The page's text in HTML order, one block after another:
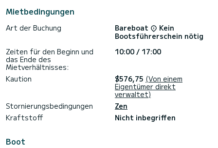
Mietbedingungen
Art der Buchung Bareboat
Kein
Bootsführerschein nötig
Zeiten für den Beginn und
das Ende des
Mietverhältnisses:
10:00 / 17:00
Kaution $576,75 (Von einem
Eigentümer direkt
verwaltet)
Stornierungsbedingungen
Zen
Kraftstoff
Nicht inbegriffen
Boot